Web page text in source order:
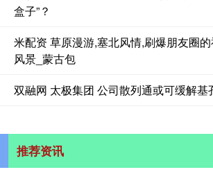
盒子”？
米配资 草原漫游,塞北风情,刷爆朋友圈的
风景_蒙古包
双融网 太极集团 公司散列通或可缓解基
推荐资讯